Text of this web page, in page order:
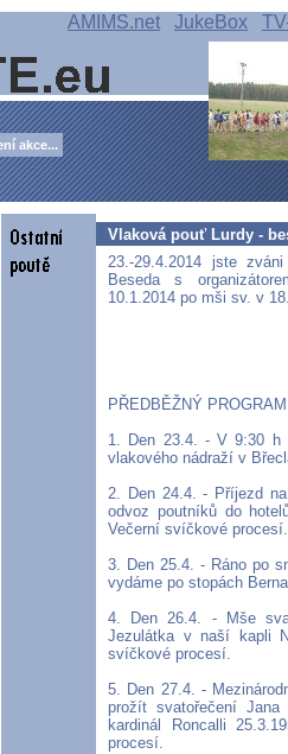
AMIMS.net JukeBox
akce...
Vlaková pouť Lurdy -
23.-29.4.2014 jste
Beseda s
10.1.2014 po mši sv. v
PŘEDBĚŽNÝ
1. Den 23.4. - V 9:30 h
vlakového nádraží v
2. Den 24.4. - Příjezd
odvoz poutníků do
Večerní svíčkové procesí.
3. Den 25.4. - Ráno po
vydáme po stopách
4. Den 26.4. - Mše
Jezulátka v naší kapli
svíčkové procesí.
5. Den 27.4. -
prožít svatořečení
kardinál Roncalli
procesí.